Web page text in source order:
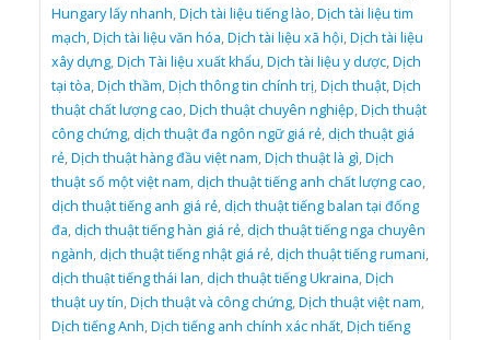
Hungary lấy nhanh,Dịch tài liệu tiếng lào,Dịch tài liệu tim
mạch,Dịch tài liệu văn hóa,Dịch tài liệu xã hội,Dịch tài liệu
xây dựng,Dịch Tài liệu xuất khẩu,Dịch tài liệu y dược,Dịch
tại tòa,Dịch thầm,Dịch thông tin chính trị,Dịch thuật,Dịch
thuật chất lượng cao,Dịch thuật chuyên nghiệp,Dịch thuật
công chứng,dịch thuật đa ngôn ngữ giá rẻ,dịch thuật giá
rẻ,Dịch thuật hàng đầu việt nam,Dịch thuật là gì,Dịch
thuật số một việt nam,dịch thuật tiếng anh chất lượng cao,
dịch thuật tiếng anh giá rẻ,dịch thuật tiếng balan tại đống
đa,dịch thuật tiếng hàn giá rẻ,dịch thuật tiếng nga chuyên
ngành,dịch thuật tiếng nhật giá rẻ,dịch thuật tiếng rumani,
dịch thuật tiếng thái lan,dịch thuật tiếng Ukraina,Dịch
thuật uy tín,Dịch thuật và công chứng,Dịch thuật việt nam,
Dịch tiếng Anh,Dịch tiếng anh chính xác nhất,Dịch tiếng